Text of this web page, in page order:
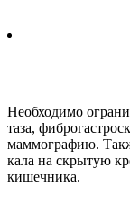
Необходимо
таза,
маммографию.
кала на скрытую
кишечника.